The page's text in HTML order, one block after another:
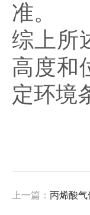
准。
综上所
高度和
定环境
上一篇： 丙烯酸气